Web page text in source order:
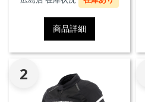
できます。また、防水の内ポケ
ット、EN17092クラスA認証、パ
ンツと接続可能なファスナーを
備えています。
商品詳細
2